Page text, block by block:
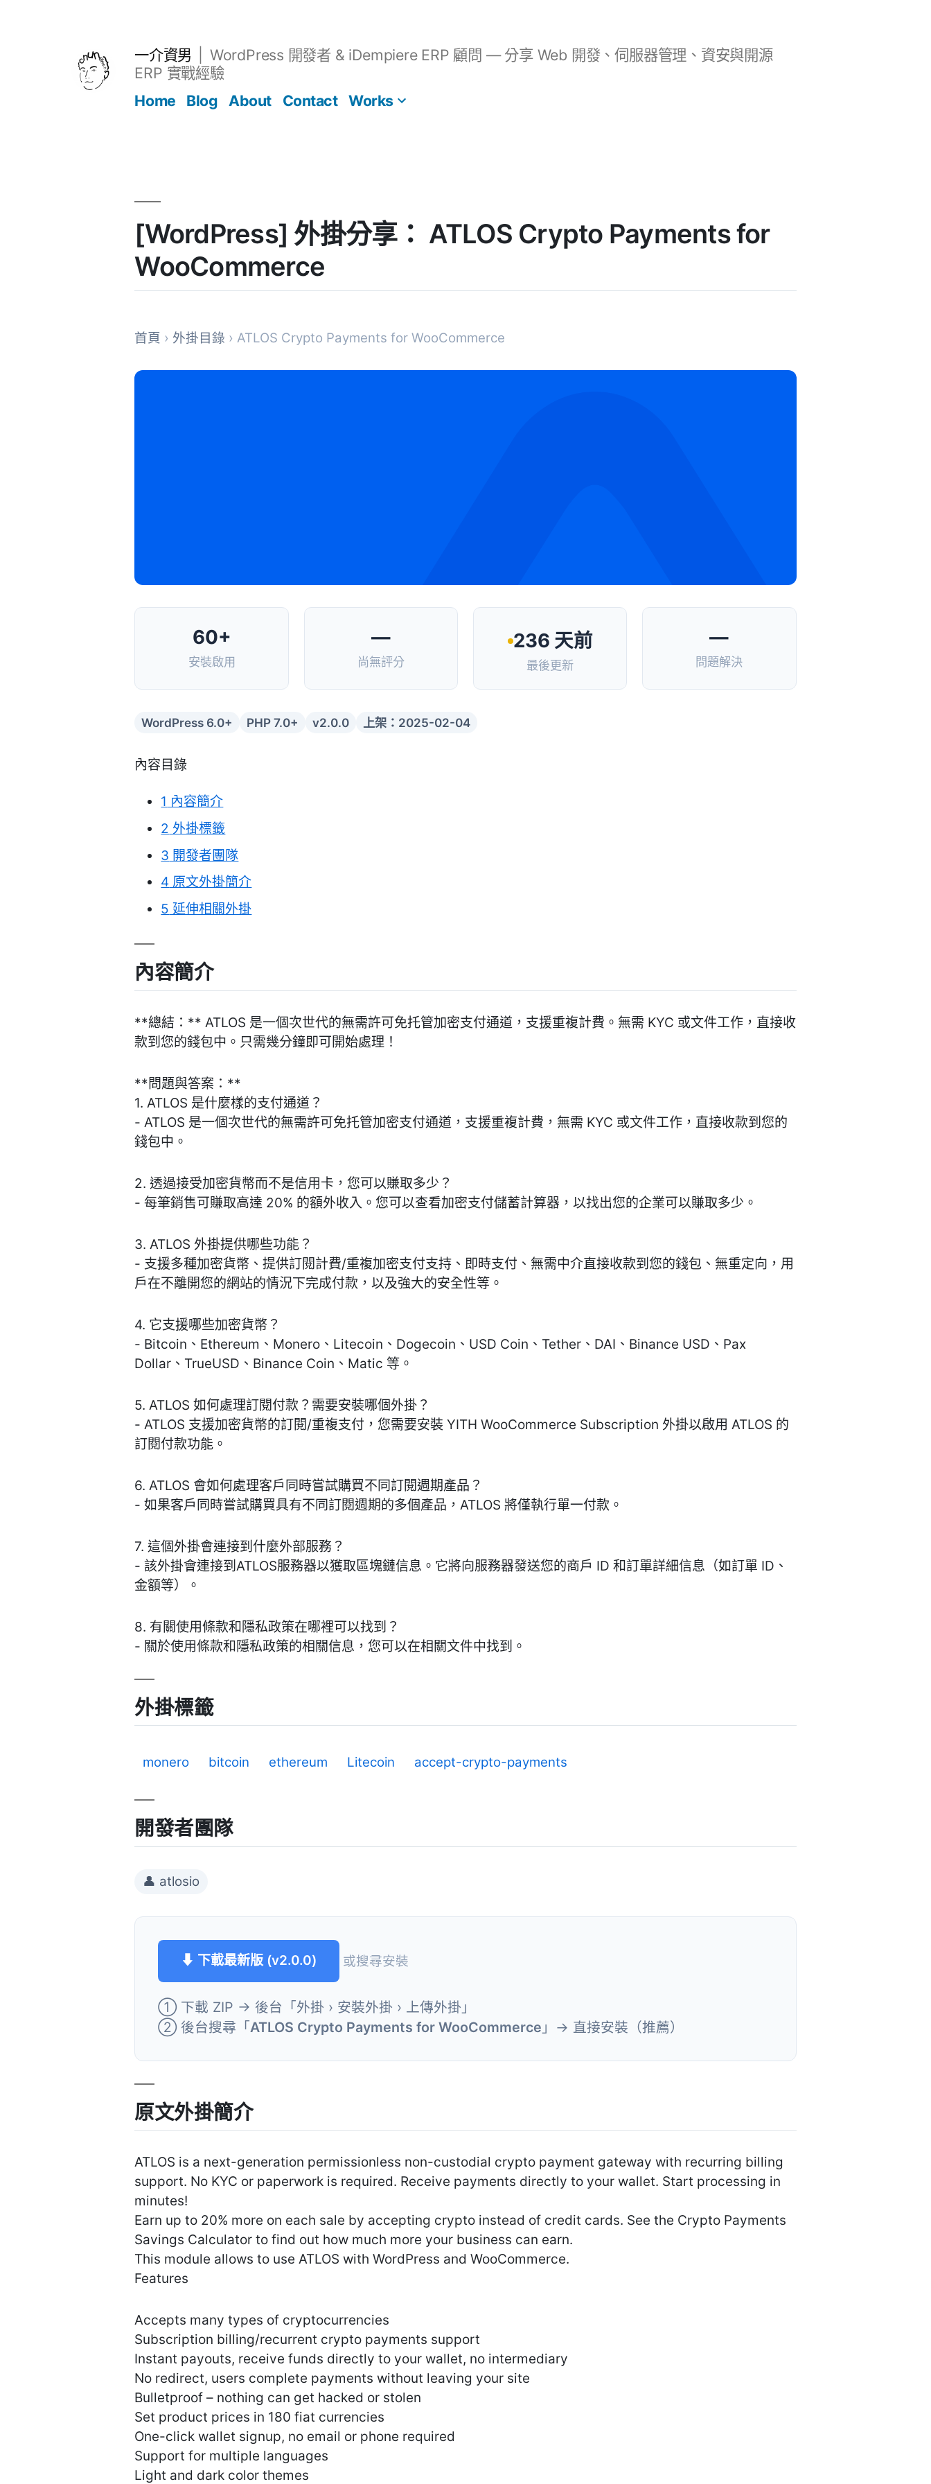
一介資男
WordPress 開發者 & iDempiere ERP 顧問 — 分享 Web 開發、伺服器管理、資安與開源
ERP 實戰經驗
Home
Blog About Contact Works
[WordPress] 外掛分享： ATLOS Crypto Payments for
WooCommerce
首頁 › 外掛目錄 › ATLOS Crypto Payments for WooCommerce
60+
安裝啟用
—
尚無評分
236 天前
最後更新
—
問題解決
WordPress 6.0+ PHP 7.0+ v2.0.0 上架：2025-02-04
內容目錄
1 內容簡介
2 外掛標籤
3 開發者團隊
4 原文外掛簡介
5 延伸相關外掛
內容簡介
**總結：** ATLOS 是一個次世代的無需許可免托管加密支付通道，支援重複計費。無需 KYC 或文件工作，直接收
款到您的錢包中。只需幾分鐘即可開始處理！
**問題與答案：**
1. ATLOS 是什麼樣的支付通道？
- ATLOS 是一個次世代的無需許可免托管加密支付通道，支援重複計費，無需 KYC 或文件工作，直接收款到您的
錢包中。
2. 透過接受加密貨幣而不是信用卡，您可以賺取多少？
- 每筆銷售可賺取高達 20% 的額外收入。您可以查看加密支付儲蓄計算器，以找出您的企業可以賺取多少。
3. ATLOS 外掛提供哪些功能？
- 支援多種加密貨幣、提供訂閱計費/重複加密支付支持、即時支付、無需中介直接收款到您的錢包、無重定向，用
戶在不離開您的網站的情況下完成付款，以及強大的安全性等。
4. 它支援哪些加密貨幣？
- Bitcoin、Ethereum、Monero、Litecoin、Dogecoin、USD Coin、Tether、DAI、Binance USD、Pax
Dollar、TrueUSD、Binance Coin、Matic 等。
5. ATLOS 如何處理訂閱付款？需要安裝哪個外掛？
- ATLOS 支援加密貨幣的訂閱/重複支付，您需要安裝 YITH WooCommerce Subscription 外掛以啟用 ATLOS 的
訂閱付款功能。
6. ATLOS 會如何處理客戶同時嘗試購買不同訂閱週期產品？
- 如果客戶同時嘗試購買具有不同訂閱週期的多個產品，ATLOS 將僅執行單一付款。
7. 這個外掛會連接到什麼外部服務？
- 該外掛會連接到ATLOS服務器以獲取區塊鏈信息。它將向服務器發送您的商戶 ID 和訂單詳細信息（如訂單 ID、
金額等）。
8. 有關使用條款和隱私政策在哪裡可以找到？
- 關於使用條款和隱私政策的相關信息，您可以在相關文件中找到。
外掛標籤
monero bitcoin ethereum Litecoin accept-crypto-payments
開發者團隊
👤 atlosio
⬇ 下載最新版 (v2.0.0) 或搜尋安裝
① 下載 ZIP → 後台「外掛 › 安裝外掛 › 上傳外掛」
② 後台搜尋「ATLOS Crypto Payments for WooCommerce 」→ 直接安裝（推薦）
原文外掛簡介
ATLOS is a next-generation permissionless non-custodial crypto payment gateway with recurring billing
support. No KYC or paperwork is required. Receive payments directly to your wallet. Start processing in
minutes!
Earn up to 20% more on each sale by accepting crypto instead of credit cards. See the Crypto Payments
Savings Calculator to find out how much more your business can earn.
This module allows to use ATLOS with WordPress and WooCommerce.
Features
Accepts many types of cryptocurrencies
Subscription billing/recurrent crypto payments support
Instant payouts, receive funds directly to your wallet, no intermediary
No redirect, users complete payments without leaving your site
Bulletproof – nothing can get hacked or stolen
Set product prices in 180 fiat currencies
One-click wallet signup, no email or phone required
Support for multiple languages
Light and dark color themes